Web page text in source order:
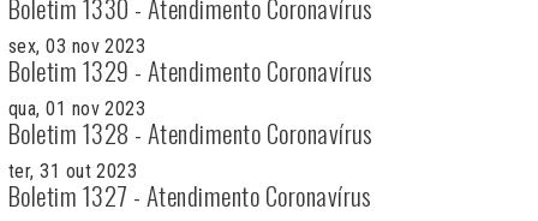
Boletim 1330 - Atendimento Coronavírus
sex, 03 nov 2023
Boletim 1329 - Atendimento Coronavírus
qua, 01 nov 2023
Boletim 1328 - Atendimento Coronavírus
ter, 31 out 2023
Boletim 1327 - Atendimento Coronavírus